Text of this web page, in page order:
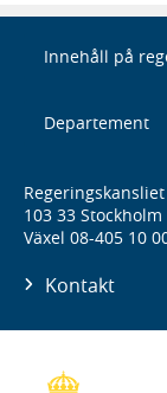
Innehåll på
Departement
Regeringskansliet
103 33 Stockholm
Växel 08-405 10
Kontakt